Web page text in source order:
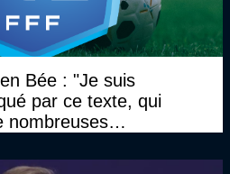
Bée : "Je suis
par ce texte, qui
nombreuses